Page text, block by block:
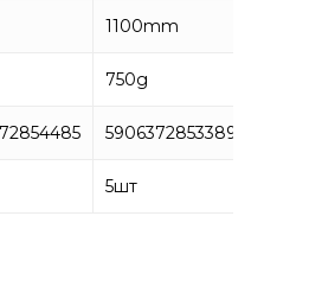
1100mm
750g
5906372853389
5шт